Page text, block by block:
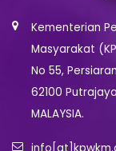
Kementerian
Masyarakat
No 55,
62100
MALAYSIA.